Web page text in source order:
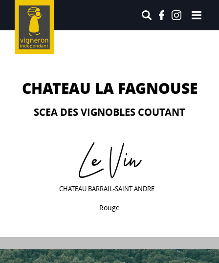
CHATEAU LA FAGNOUSE
SCEA DES VIGNOBLES COUTANT
Le Vin
CHATEAU BARRAIL-SAINT ANDRE
Rouge